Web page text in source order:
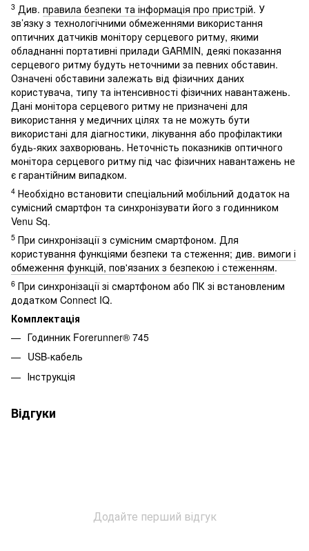
3 Див. правила безпеки та інформація про пристрій. У
зв’язку з технологічними обмеженнями використання
оптичних датчиків монітору серцевого ритму, якими
обладнанні портативні прилади GARMIN, деякі показання
серцевого ритму будуть неточними за певних обставин.
Означені обставини залежать від фізичних даних
користувача, типу та інтенсивності фізичних навантажень.
Дані монітора серцевого ритму не призначені для
використання у медичних цілях та не можуть бути
використані для діагностики, лікування або профілактики
будь-яких захворювань. Неточність показників оптичного
монітора серцевого ритму під час фізичних навантажень не
є гарантійним випадком.
4 Необхідно встановити спеціальний мобільний додаток на
сумісний смартфон та синхронізувати його з годинником
Venu Sq.
5 При синхронізації з сумісним смартфоном. Для
користування функціями безпеки та стеження; див. вимоги і
обмеження функцій, пов'язаних з безпекою і стеженням.
6 При синхронізації зі смартфоном або ПК зі встановленим
додатком Connect IQ.
Комплектація
Годинник Forerunner® 745
USB-кабель
Інструкція
Відгуки
Додайте перший відгук